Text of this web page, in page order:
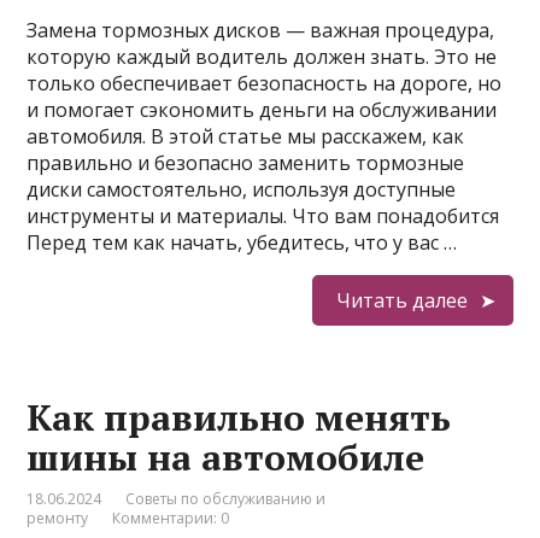
Замена тормозных дисков — важная процедура,
которую каждый водитель должен знать. Это не
только обеспечивает безопасность на дороге, но
и помогает сэкономить деньги на обслуживании
автомобиля. В этой статье мы расскажем, как
правильно и безопасно заменить тормозные
диски самостоятельно, используя доступные
инструменты и материалы. Что вам понадобится
Перед тем как начать, убедитесь, что у вас …
Читать далее
Как правильно менять
шины на автомобиле
18.06.2024
Советы по обслуживанию и
ремонту
Комментарии: 0